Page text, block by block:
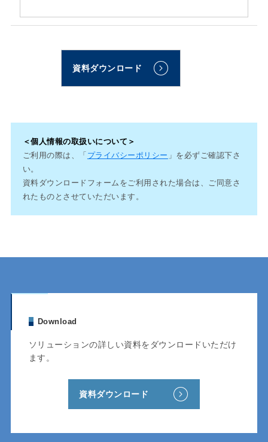
＜個人情報の取扱いについて＞
ご利用の際は、「 プライバシーポリシー 」を必ずご確認下さ
い。
資料ダウンロードフォームをご利用された場合は、ご同意さ
れたものとさせていただいます。
Download
ソリューションの詳しい資料をダウンロードいただけ
ます。
資料ダウンロード